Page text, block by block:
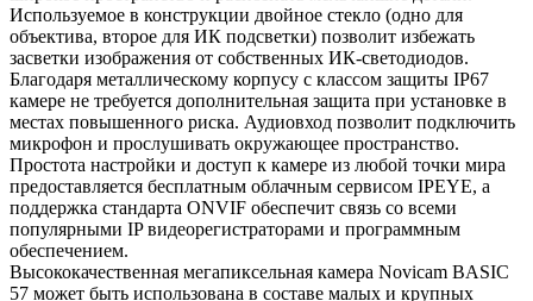
Используемое в конструкции двойное стекло (одно для
объектива, второе для ИК подсветки) позволит избежать
засветки изображения от собственных ИК-светодиодов.
Благодаря металлическому корпусу с классом защиты IP67
камере не требуется дополнительная защита при установке в
местах повышенного риска. Аудиовход позволит подключить
микрофон и прослушивать окружающее пространство.
Простота настройки и доступ к камере из любой точки мира
предоставляется бесплатным облачным сервисом IPEYE, а
поддержка стандарта ONVIF обеспечит связь со всеми
популярными IP видеорегистраторами и программным
обеспечением.
Высококачественная мегапиксельная камера Novicam BASIC
57 может быть использована в составе малых и крупных